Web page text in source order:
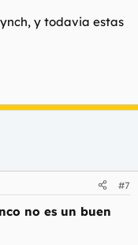
y todavia estas
#7
no es un buen